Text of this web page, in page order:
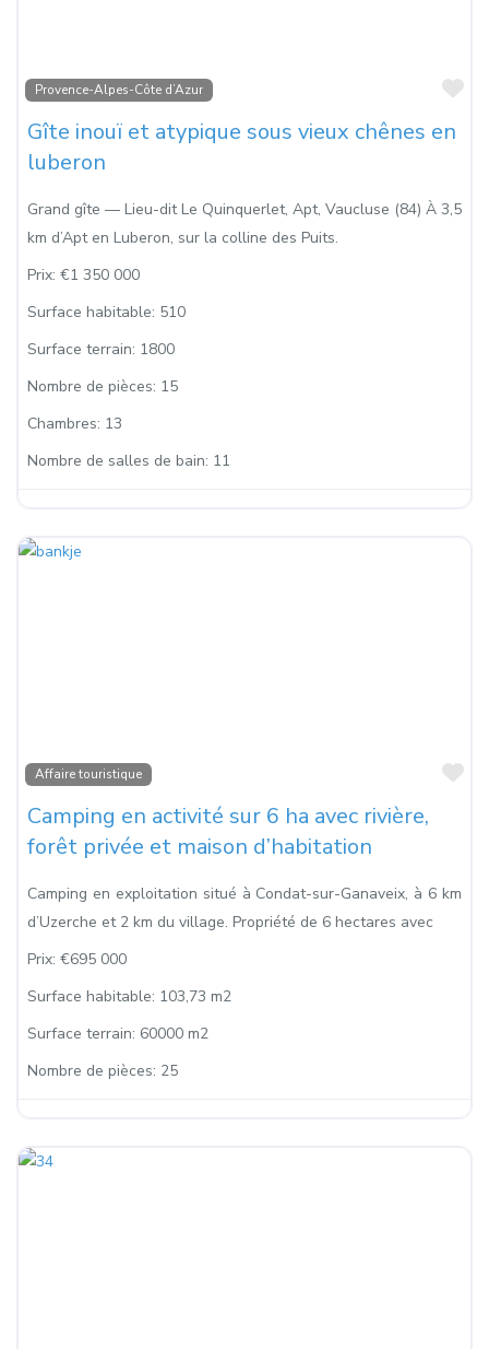
Provence-Alpes-Côte d’Azur
Gîte inouï et atypique sous vieux chênes en
luberon
Grand gîte — Lieu-dit Le Quinquerlet, Apt, Vaucluse (84) À 3,5
km d’Apt en Luberon, sur la colline des Puits.
Prix: €1 350 000
Surface habitable: 510
Surface terrain: 1800
Nombre de pièces: 15
Chambres: 13
Nombre de salles de bain: 11
Affaire touristique
Camping en activité sur 6 ha avec rivière,
forêt privée et maison d’habitation
Camping en exploitation situé à Condat-sur-Ganaveix, à 6 km
d’Uzerche et 2 km du village. Propriété de 6 hectares avec
Prix: €695 000
Surface habitable: 103,73 m2
Surface terrain: 60000 m2
Nombre de pièces: 25